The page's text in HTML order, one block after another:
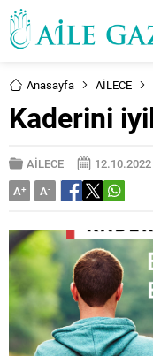
Anasayfa AİLECE
Kaderini
AİLECE
12.10.2022
A+ A-